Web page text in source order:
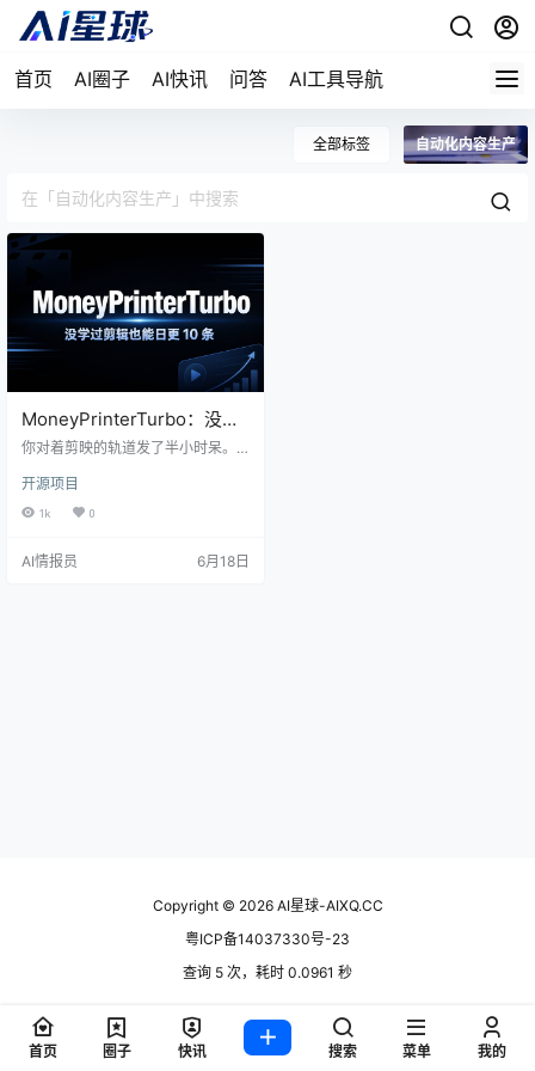
首页 AI圈子 AI快讯 问答 AI工具导航
全部标签 自动化内容生产
MoneyPrinterTurbo：没学
过剪辑也能日更 10 条
你对着剪映的轨道发了半小时呆。
个字就得回退五步，BGM 换了四首
听着都像超市广播。你只是想做一
题。短视频内容生产有个残酷的瓶
开源项目
1k 0
AI情报员 6月18日
Copyright © 2026AI星球-AIXQ.CC
粤ICP备14037330号-23
查询 5 次，耗时 0.0961 秒
首页 圈子 快讯 搜索 菜单 我的